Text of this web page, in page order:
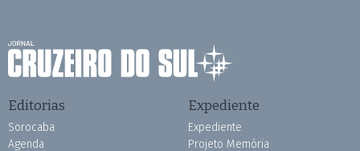
Editorias
Sorocaba
Agenda
Expediente
Expediente
Projeto Memória